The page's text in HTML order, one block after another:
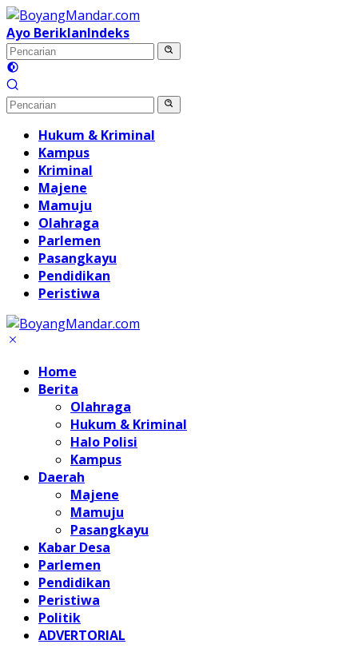
Langsung
ke
konten
Ayo BeriklanIndeks
Hukum & Kriminal
Kampus
Kriminal
Majene
Mamuju
Olahraga
Parlemen
Pasangkayu
Pendidikan
Peristiwa
Home
Berita
Olahraga
Hukum & Kriminal
Halo Polisi
Kampus
Daerah
Majene
Mamuju
Pasangkayu
Kabar Desa
Parlemen
Pendidikan
Peristiwa
Politik
ADVERTORIAL